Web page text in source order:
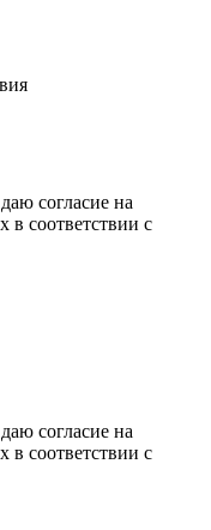
согласие на
в соответствии с
согласие на
в соответствии с